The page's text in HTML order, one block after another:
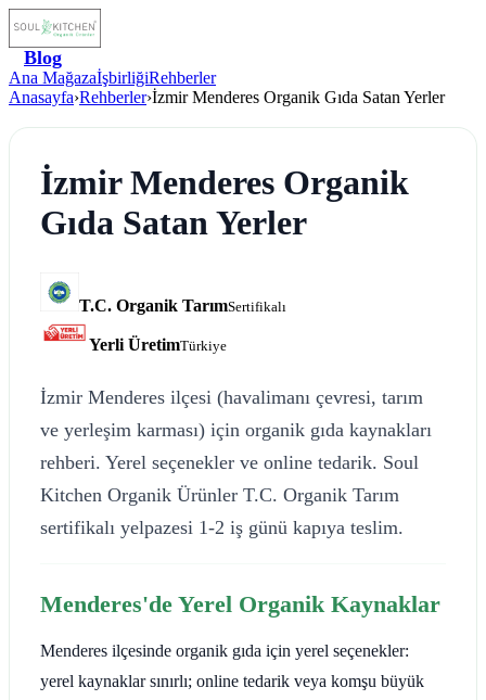
Blog
Ana MağazaİşbirliğiRehberler
Anasayfa›Rehberler›İzmir Menderes Organik Gıda Satan Yerler
İzmir Menderes Organik
Gıda Satan Yerler
T.C. Organik TarımSertifikalı
Yerli ÜretimTürkiye
İzmir Menderes ilçesi (havalimanı çevresi, tarım
ve yerleşim karması) için organik gıda kaynakları
rehberi. Yerel seçenekler ve online tedarik. Soul
Kitchen Organik Ürünler T.C. Organik Tarım
sertifikalı yelpazesi 1-2 iş günü kapıya teslim.
Menderes'de Yerel Organik Kaynaklar
Menderes ilçesinde organik gıda için yerel seçenekler:
yerel kaynaklar sınırlı; online tedarik veya komşu büyük